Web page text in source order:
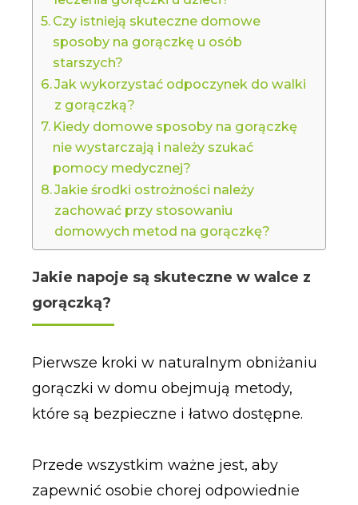
Czy istnieją skuteczne domowe
sposoby na gorączkę u osób
starszych?
Jak wykorzystać odpoczynek do walki
z gorączką?
Kiedy domowe sposoby na gorączkę
nie wystarczają i należy szukać
pomocy medycznej?
Jakie środki ostrożności należy
zachować przy stosowaniu
domowych metod na gorączkę?
Jakie napoje są skuteczne w walce z
gorączką?
Pierwsze kroki w naturalnym obniżaniu
gorączki w domu obejmują metody,
które są bezpieczne i łatwo dostępne.
Przede wszystkim ważne jest, aby
zapewnić osobie chorej odpowiednie